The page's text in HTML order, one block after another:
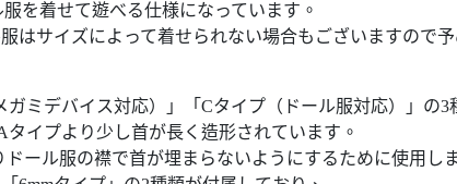
を着せて遊べる仕様になっています。
はサイズによって着せられない場合もございますので予
ミデバイス対応）」「Cタイプ（ドール服対応）」の3
イプより少し首が長く造形されています。
ール服の襟で首が埋まらないようにするために使用し